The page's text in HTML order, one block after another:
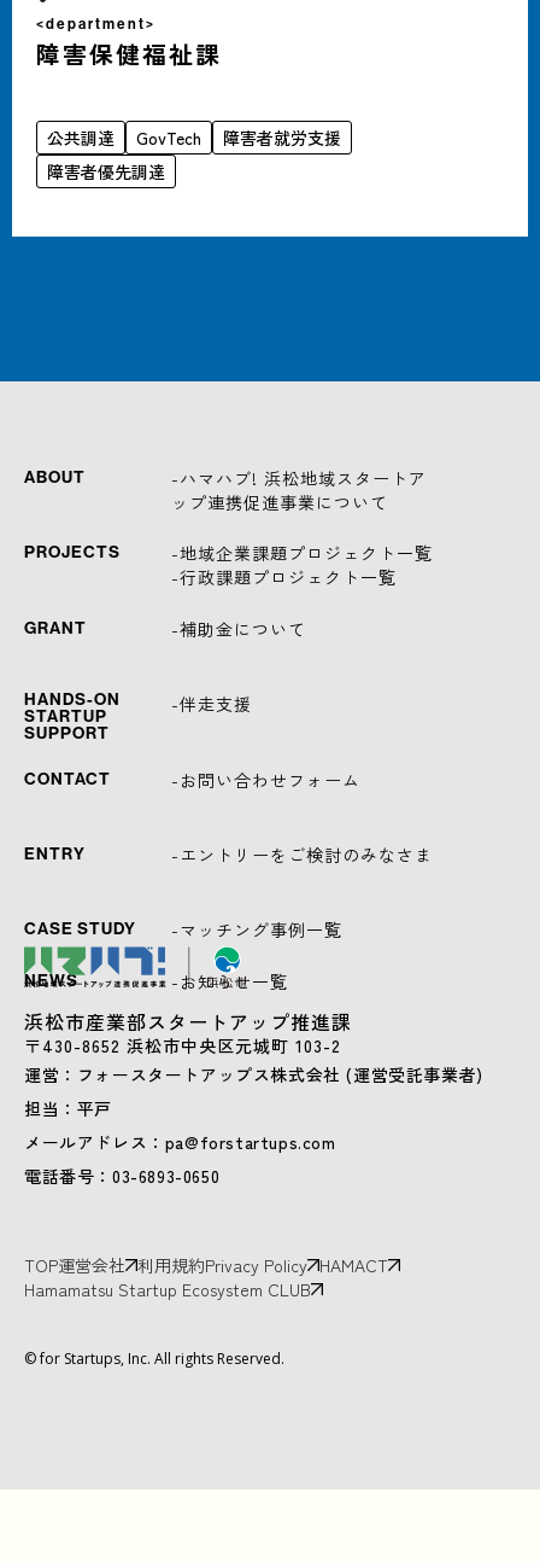
<department>
障害保健福祉課
公共調達 GovTech
障害者就労支援
障害者優先調達
ABOUT
-ハマハブ! 浜松地域スタートア
ップ連携促進事業について
PROJECTS
-地域企業課題プロジェクト一覧
-行政課題プロジェクト一覧
GRANT -補助金について
HANDS-ON
STARTUP
SUPPORT
-伴走支援
CONTACT -お問い合わせフォーム
ENTRY -エントリーをご検討のみなさま
CASE STUDY -マッチング事例一覧
NEWS -お知らせ一覧
浜松市産業部スタートアップ推進課
〒430-8652 浜松市中央区元城町 103-2
運営：フォースタートアップス株式会社 (運営受託事業者)
担当：平戸
メールアドレス：pa@forstartups.com
電話番号：03-6893-0650
TOP運営会社 利用規約Privacy Policy HAMACT
Hamamatsu Startup Ecosystem CLUB
© for Startups, Inc. All rights Reserved.